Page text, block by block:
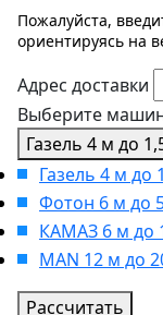
Пожалуйста,
ориентируясь на
Адрес доставки
Выберите
Газель 4 м до
Газель 4 м до
Фотон 6 м до
КАМАЗ 6 м до
MAN 12 м до
Рассчитать